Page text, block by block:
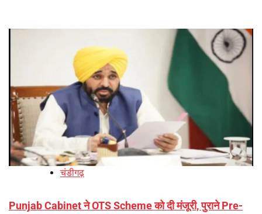
चंडीगढ़
Punjab Cabinet ने OTS Scheme को दी मंजूरी, पुराने Pre-